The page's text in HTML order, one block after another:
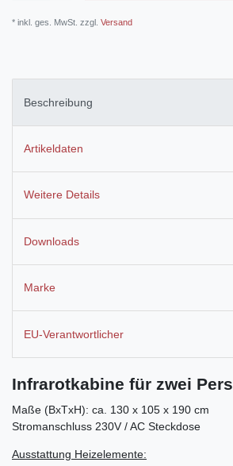
* inkl. ges. MwSt. zzgl. Versand
Beschreibung
Artikeldaten
Weitere Details
Downloads
Marke
EU-Verantwortlicher
Infrarotkabine für zwei
Maße (BxTxH): ca. 130 x 105 x 190 cm
Stromanschluss 230V / AC Steckdose
Ausstattung Heizelemente: